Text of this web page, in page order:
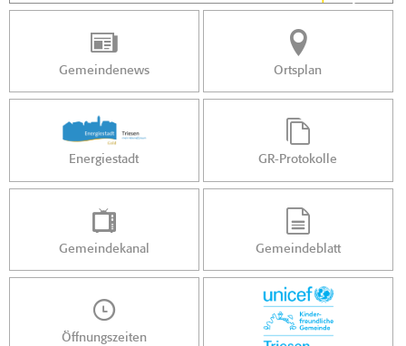
Gemeindenews Ortsplan
Energiestadt GR-Protokolle
Gemeindekanal Gemeindeblatt
Öffnungszeiten